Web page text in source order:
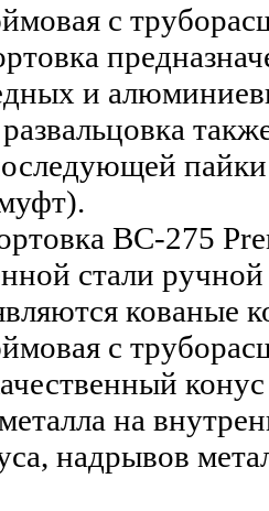
с
и
BC-275
стали
кованые
с
на
надрывов